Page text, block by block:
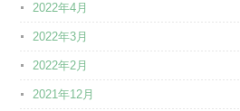
2022年4月
2022年3月
2022年2月
2021年12月